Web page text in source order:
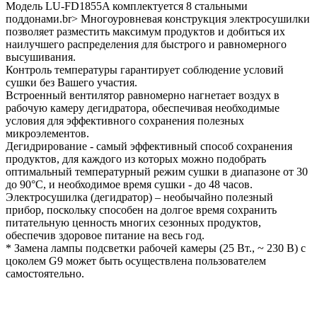
Модель LU-FD1855A комплектуется 8 стальными
поддонами.br> Многоуровневая конструкция электросушилки
позволяет разместить максимум продуктов и добиться их
наилучшего распределения для быстрого и равномерного
высушивания.
Контроль температуры гарантирует соблюдение условий
сушки без Вашего участия.
Встроенный вентилятор равномерно нагнетает воздух в
рабочую камеру дегидратора, обеспечивая необходимые
условия для эффективного сохранения полезных
микроэлементов.
Дегидрирование - самый эффективный способ сохранения
продуктов, для каждого из которых можно подобрать
оптимальный температурный режим сушки в диапазоне от 30
до 90°C, и необходимое время сушки - до 48 часов.
Электросушилка (дегидратор) – необычайно полезный
прибор, поскольку способен на долгое время сохранить
питательную ценность многих сезонных продуктов,
обеспечив здоровое питание на весь год.
* Замена лампы подсветки рабочей камеры (25 Вт., ~ 230 В) с
цоколем G9 может быть осуществлена пользователем
самостоятельно.